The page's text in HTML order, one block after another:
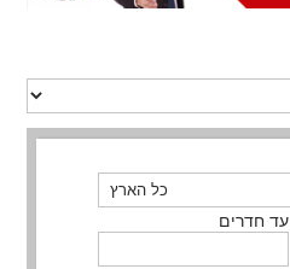
עד חדרים